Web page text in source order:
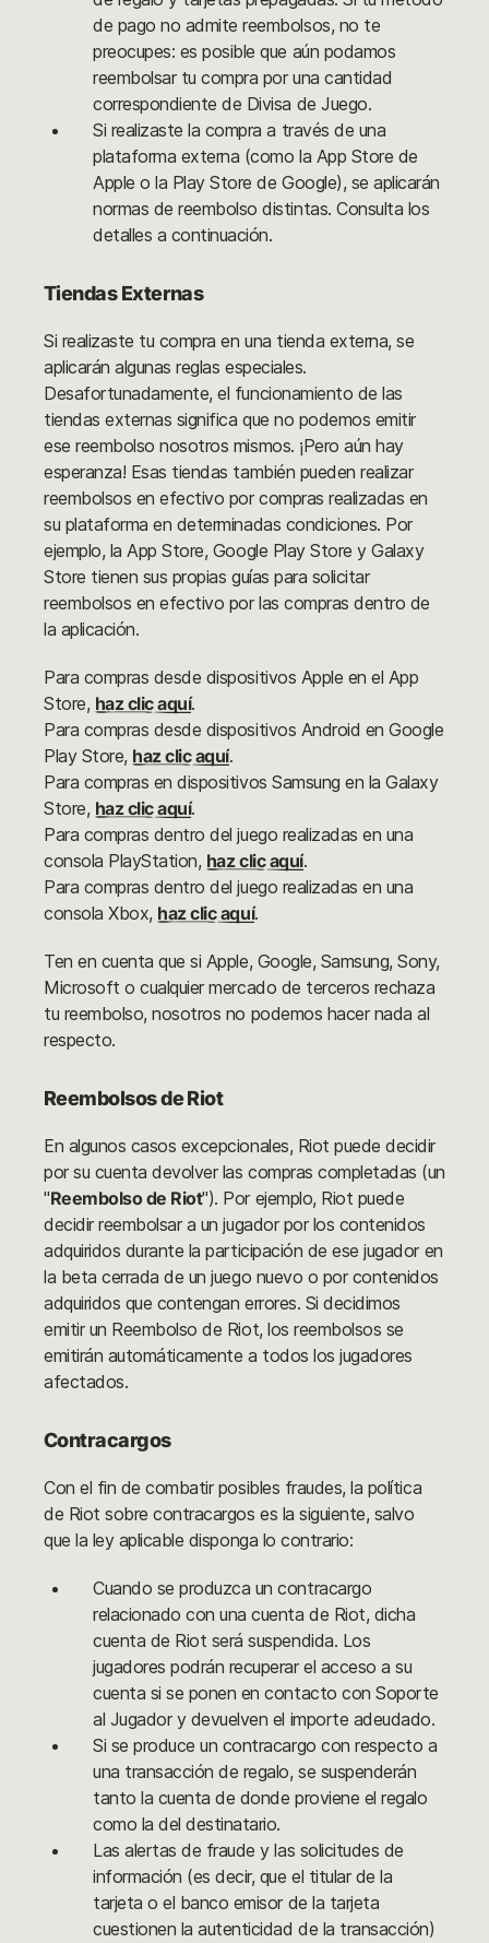
de pago no admite reembolsos, no te
preocupes: es posible que aún podamos
reembolsar tu compra por una cantidad
correspondiente de Divisa de Juego.
Si realizaste la compra a través de una
plataforma externa (como la App Store de
Apple o la Play Store de Google), se aplicarán
normas de reembolso distintas. Consulta los
detalles a continuación.
Tiendas Externas
Si realizaste tu compra en una tienda externa, se
aplicarán algunas reglas especiales.
Desafortunadamente, el funcionamiento de las
tiendas externas significa que no podemos emitir
ese reembolso nosotros mismos. ¡Pero aún hay
esperanza! Esas tiendas también pueden realizar
reembolsos en efectivo por compras realizadas en
su plataforma en determinadas condiciones. Por
ejemplo, la App Store, Google Play Store y Galaxy
Store tienen sus propias guías para solicitar
reembolsos en efectivo por las compras dentro de
la aplicación.
Para compras desde dispositivos Apple en el App
Store, haz clic aquí.
Para compras desde dispositivos Android en Google
Play Store, haz clic aquí.
Para compras en dispositivos Samsung en la Galaxy
Store, haz clic aquí.
Para compras dentro del juego realizadas en una
consola PlayStation, haz clic aquí.
Para compras dentro del juego realizadas en una
consola Xbox, haz clic aquí.
Ten en cuenta que si Apple, Google, Samsung, Sony,
Microsoft o cualquier mercado de terceros rechaza
tu reembolso, nosotros no podemos hacer nada al
respecto.
Reembolsos de Riot
En algunos casos excepcionales, Riot puede decidir
por su cuenta devolver las compras completadas (un
"Reembolso de Riot"). Por ejemplo, Riot puede
decidir reembolsar a un jugador por los contenidos
adquiridos durante la participación de ese jugador en
la beta cerrada de un juego nuevo o por contenidos
adquiridos que contengan errores. Si decidimos
emitir un Reembolso de Riot, los reembolsos se
emitirán automáticamente a todos los jugadores
afectados.
Contracargos
Con el fin de combatir posibles fraudes, la política
de Riot sobre contracargos es la siguiente, salvo
que la ley aplicable disponga lo contrario:
Cuando se produzca un contracargo
relacionado con una cuenta de Riot, dicha
cuenta de Riot será suspendida. Los
jugadores podrán recuperar el acceso a su
cuenta si se ponen en contacto con Soporte
al Jugador y devuelven el importe adeudado.
Si se produce un contracargo con respecto a
una transacción de regalo, se suspenderán
tanto la cuenta de donde proviene el regalo
como la del destinatario.
Las alertas de fraude y las solicitudes de
información (es decir, que el titular de la
tarjeta o el banco emisor de la tarjeta
cuestionen la autenticidad de la transacción)